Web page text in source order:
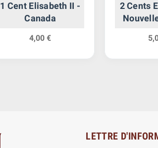
1 Cent Elisabeth II -
Canada
4,00 €
2 Cents
LETTRE